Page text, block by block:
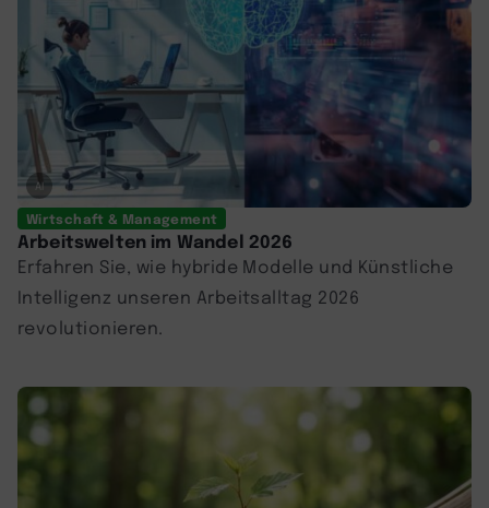
AI
Wirtschaft & Management
Arbeitswelten im Wandel 2026
Erfahren Sie, wie hybride Modelle und Künstliche
Intelligenz unseren Arbeitsalltag 2026
revolutionieren.